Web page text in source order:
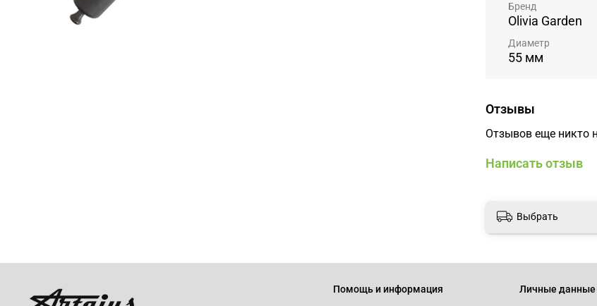
Бренд
Olivia Garden
Диаметр
55 мм
Отзывы
Отзывов еще никто
Написать отзыв
Выбрать
Помощь и информация Личные данные